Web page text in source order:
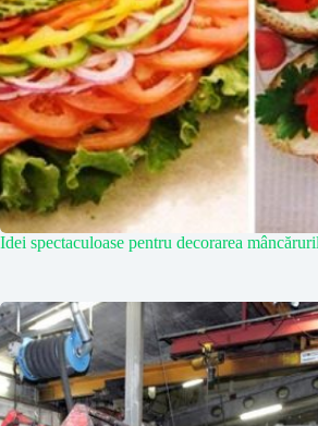
Idei spectaculoase pentru decorarea